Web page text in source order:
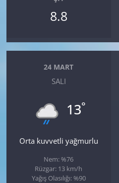
8.8
24 MART
SALI
13°
Orta kuvvetli yağmurlu
Nem: %76
Rüzgar: 13 km/h
Yağış Olasılığı: %90